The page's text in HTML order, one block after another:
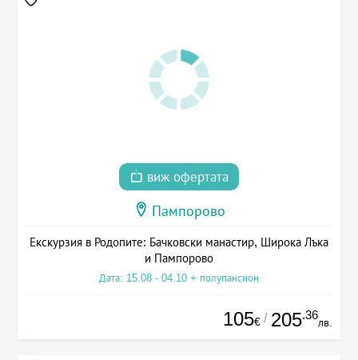
виж офертата
Пампорово
Екскурзия в Родопите: Бачковски манастир, Широка Лъка
и Пампорово
Дата: 15.08 - 04.10 + полупансион
105€ / 205.36
лв.